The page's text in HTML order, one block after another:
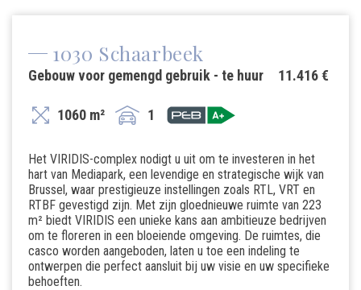
1030 Schaarbeek
11.416 €
Gebouw voor gemengd gebruik - te huur
1060 m² 1
Het VIRIDIS-complex nodigt u uit om te investeren in het
hart van Mediapark, een levendige en strategische wijk van
Brussel, waar prestigieuze instellingen zoals RTL, VRT en
RTBF gevestigd zijn. Met zijn gloednieuwe ruimte van 223
m² biedt VIRIDIS een unieke kans aan ambitieuze bedrijven
om te floreren in een bloeiende omgeving. De ruimtes, die
casco worden aangeboden, laten u toe een indeling te
ontwerpen die perfect aansluit bij uw visie en uw specifieke
behoeften.